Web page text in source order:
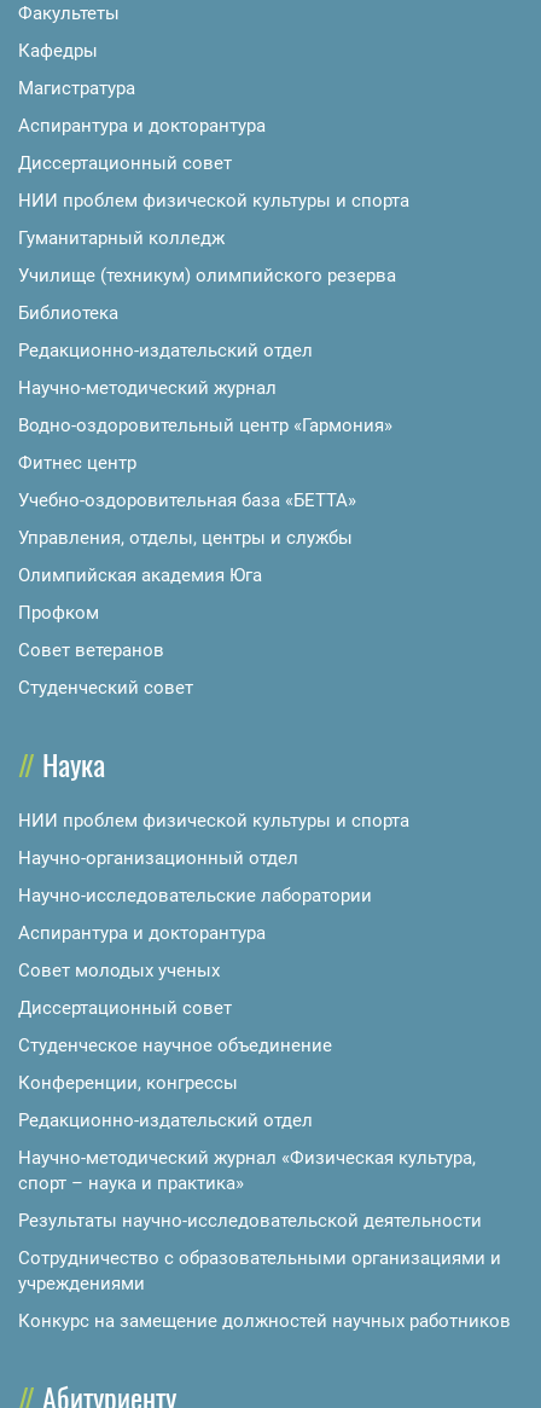
Факультеты
Кафедры
Магистратура
Аспирантура и докторантура
Диссертационный совет
НИИ проблем физической культуры и спорта
Гуманитарный колледж
Училище (техникум) олимпийского резерва
Библиотека
Редакционно-издательский отдел
Научно-методический журнал
Водно-оздоровительный центр «Гармония»
Фитнес центр
Учебно-оздоровительная база «БЕТТА»
Управления, отделы, центры и службы
Олимпийская академия Юга
Профком
Совет ветеранов
Студенческий совет
Наука
НИИ проблем физической культуры и спорта
Научно-организационный отдел
Научно-исследовательские лаборатории
Аспирантура и докторантура
Совет молодых ученых
Диссертационный совет
Студенческое научное объединение
Конференции, конгрессы
Редакционно-издательский отдел
Научно-методический журнал «Физическая культура,
спорт – наука и практика»
Результаты научно-исследовательской деятельности
Сотрудничество с образовательными организациями и
учреждениями
Конкурс на замещение должностей научных работников
Абитуриенту